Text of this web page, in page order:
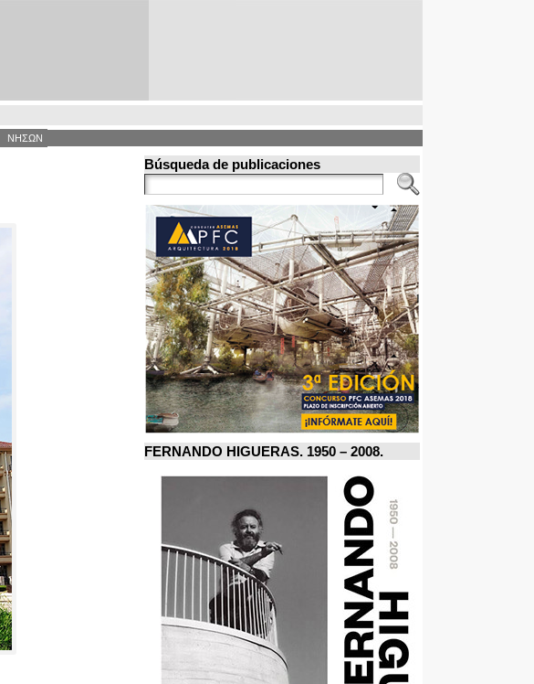
ΝΗΣΩΝ
Búsqueda de publicaciones
FERNANDO HIGUERAS. 1950 – 2008.